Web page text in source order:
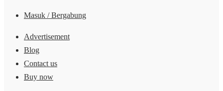
Masuk / Bergabung
Advertisement
Blog
Contact us
Buy now